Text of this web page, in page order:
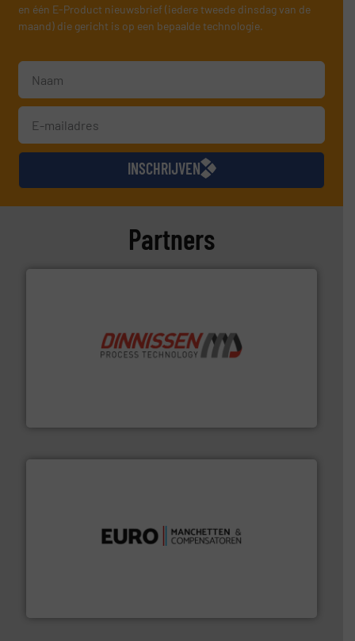
en één E-Product nieuwsbrief (iedere tweede dinsdag van de
maand) die gericht is op een bepaalde technologie.
INSCHRIJVEN
Partners